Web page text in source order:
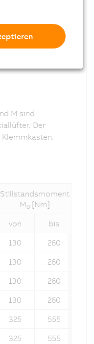
M sind
Der
Stillstandsmoment
M 0[Nm]
von
bis
130
260
130
260
130
260
130
260
325
555
325 555